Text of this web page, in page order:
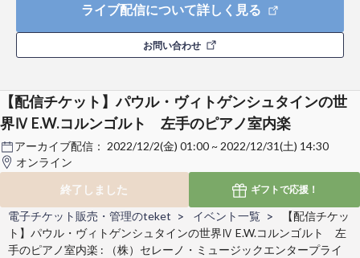
ライブ配信について詳しく見る
お問い合わせ
【配信チケット】パウル・ヴィトゲンシュタインの世
界Ⅳ E.W.コルンゴルト 左手のピアノ室内楽
アーカイブ配信： 2022/12/2(金) 01:00 ~ 2022/12/31(土) 14:30
オンライン
終了しました
ギフトで応援！
電子チケット販売・管理のteket イベント一覧
【配信チケッ
ト】パウル・ヴィトゲンシュタインの世界Ⅳ E.W.コルンゴルト 左
手のピアノ室内楽 : （株）セレーノ・ミュージックエンタープライ